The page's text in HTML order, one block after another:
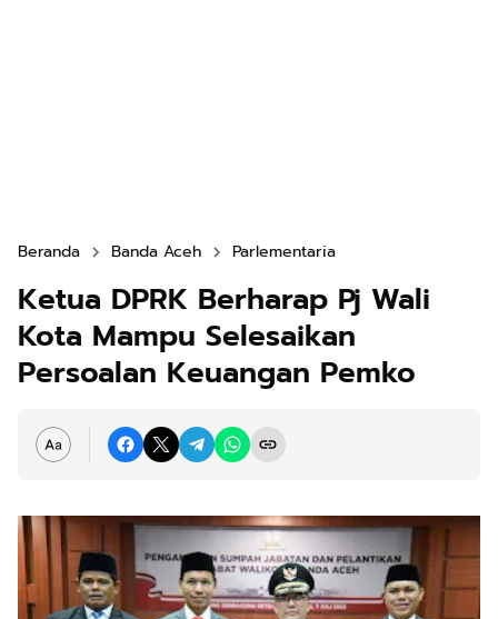
Beranda Banda Aceh Parlementaria
Ketua DPRK Berharap Pj Wali
Kota Mampu Selesaikan
Persoalan Keuangan Pemko